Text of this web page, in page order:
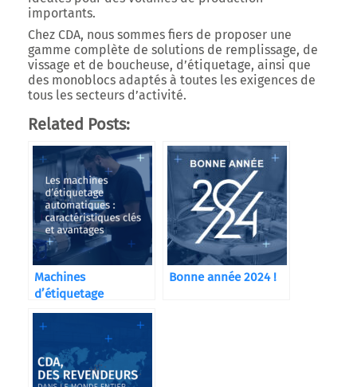
importants.
Chez CDA, nous sommes fiers de proposer une
gamme complète de solutions de remplissage, de
vissage et de boucheuse, d’étiquetage, ainsi que
des monoblocs adaptés à toutes les exigences de
tous les secteurs d’activité.
Related Posts:
Machines
d’étiquetage
automatiques CDA
Bonne année 2024 !